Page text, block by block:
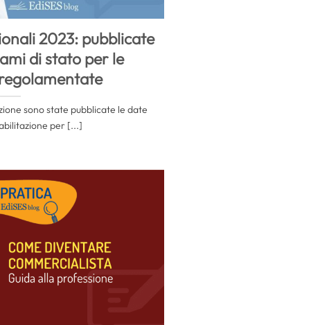
2023: pubblicate
di stato per le
sono state pubblicate le date
per [...]